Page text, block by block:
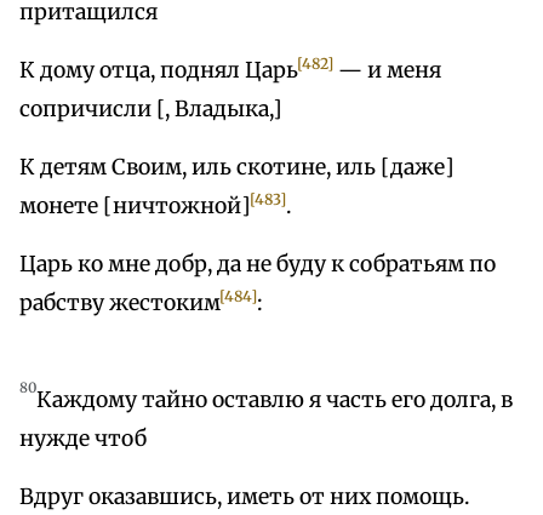
притащился
К дому отца, поднял Царь[482] — и меня
сопричисли [, Владыка,]
К детям Своим, иль скотине, иль [даже]
монете [ничтожной][483].
Царь ко мне добр, да не буду к собратьям по
рабству жестоким[484]:
80Каждому тайно оставлю я часть его долга, в
нужде чтоб
Вдруг оказавшись, иметь от них помощь.